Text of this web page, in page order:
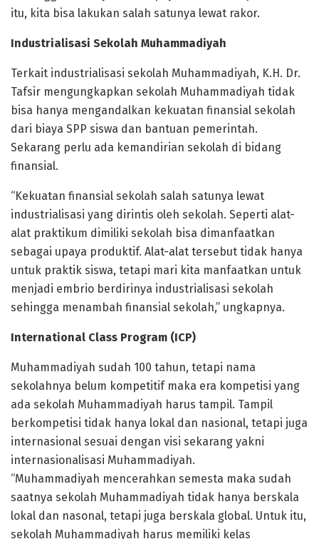
itu, kita bisa lakukan salah satunya lewat rakor.
Industrialisasi Sekolah Muhammadiyah
Terkait industrialisasi sekolah Muhammadiyah, K.H. Dr.
Tafsir mengungkapkan sekolah Muhammadiyah tidak
bisa hanya mengandalkan kekuatan finansial sekolah
dari biaya SPP siswa dan bantuan pemerintah.
Sekarang perlu ada kemandirian sekolah di bidang
finansial.
“Kekuatan finansial sekolah salah satunya lewat
industrialisasi yang dirintis oleh sekolah. Seperti alat-
alat praktikum dimiliki sekolah bisa dimanfaatkan
sebagai upaya produktif. Alat-alat tersebut tidak hanya
untuk praktik siswa, tetapi mari kita manfaatkan untuk
menjadi embrio berdirinya industrialisasi sekolah
sehingga menambah finansial sekolah,” ungkapnya.
International Class Program (ICP)
Muhammadiyah sudah 100 tahun, tetapi nama
sekolahnya belum kompetitif maka era kompetisi yang
ada sekolah Muhammadiyah harus tampil. Tampil
berkompetisi tidak hanya lokal dan nasional, tetapi juga
internasional sesuai dengan visi sekarang yakni
internasionalisasi Muhammadiyah.
“Muhammadiyah mencerahkan semesta maka sudah
saatnya sekolah Muhammadiyah tidak hanya berskala
lokal dan nasonal, tetapi juga berskala global. Untuk itu,
sekolah Muhammadiyah harus memiliki kelas